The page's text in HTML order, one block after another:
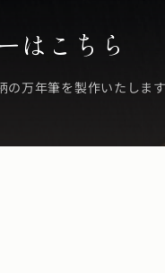
はこちら
の万年筆を製作いたしま